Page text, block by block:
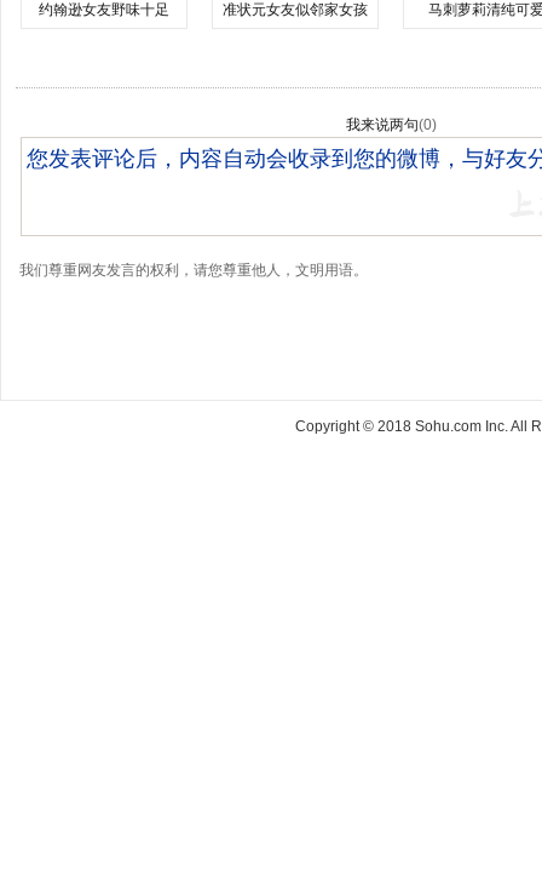
约翰逊女友野味十足 准状元女友似邻家女孩 马刺萝莉清纯可
我来说两句(0)
我们尊重网友发言的权利，请您尊重他人，文明用语。
Copyright © 2018 Sohu.com Inc. All